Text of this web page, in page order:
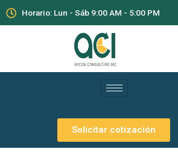
Horario: Lun - Sáb 9:00 AM - 5:00 PM
Solicitar cotización